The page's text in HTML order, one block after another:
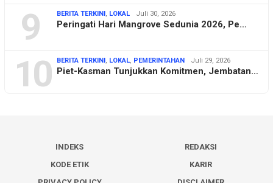
9 BERITA TERKINI, LOKAL Juli 30, 2026
Peringati Hari Mangrove Sedunia 2026, Pe…
10 BERITA TERKINI, LOKAL, PEMERINTAHAN Juli 29, 2026
Piet-Kasman Tunjukkan Komitmen, Jembatan…
INDEKS
REDAKSI
KODE ETIK
KARIR